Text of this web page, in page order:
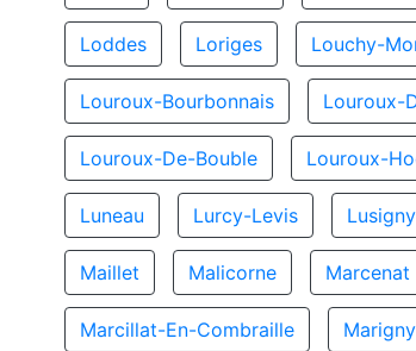
Loddes Loriges Louchy-
Louroux-Bourbonnais Louroux-
Louroux-De-Bouble Louroux-
Luneau Lurcy-Levis Lusigny
Maillet Malicorne Marcenat
Marcillat-En-Combraille Marigny